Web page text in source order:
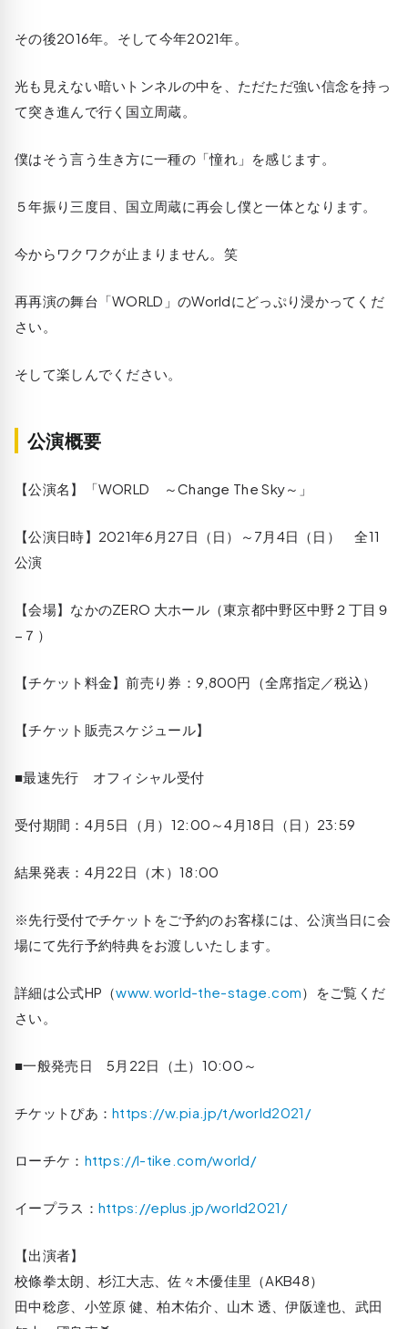
その後2016年。そして今年2021年。
光も見えない暗いトンネルの中を、ただただ強い信念を持っ
て突き進んで行く国立周蔵。
僕はそう言う生き方に一種の「憧れ」を感じます。
５年振り三度目、国立周蔵に再会し僕と一体となります。
今からワクワクが止まりません。笑
再再演の舞台「WORLD」のWorldにどっぷり浸かってくだ
さい。
そして楽しんでください。
公演概要
【公演名】「WORLD ～Change The Sky～」
【公演日時】2021年6月27日（日）～7月4日（日） 全11
公演
【会場】なかのZERO 大ホール（東京都中野区中野２丁目９
−７）
【チケット料金】前売り券：9,800円（全席指定／税込）
【チケット販売スケジュール】
■最速先行 オフィシャル受付
受付期間：4月5日（月）12:00～4月18日（日）23:59
結果発表：4月22日（木）18:00
※先行受付でチケットをご予約のお客様には、公演当日に会
場にて先行予約特典をお渡しいたします。
詳細は公式HP（www.world-the-stage.com）をご覧くだ
さい。
■一般発売日 5月22日（土）10:00～
チケットぴあ：https://w.pia.jp/t/world2021/
ローチケ： https://l-tike.com/world/
イープラス： https://eplus.jp/world2021/
【出演者】
校條拳太朗、杉江大志、佐々木優佳里（AKB48）
田中稔彦、小笠原 健、柏木佑介、山木 透、伊阪達也、武田